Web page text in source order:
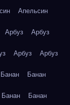
Апельсин
Арбуз Арбуз
Арбуз Арбуз
Банан Банан
Банан Банан